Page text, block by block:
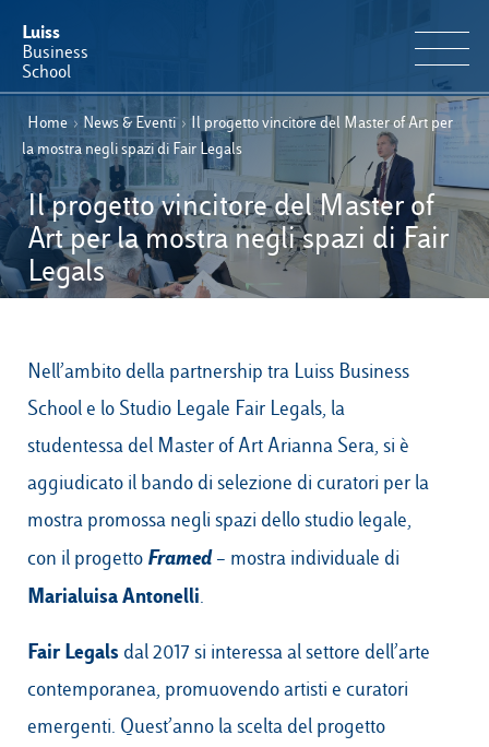
Luiss
Business
School
IT EN
Offerta Formativa
Perché Luiss Business School
Faculty & Ricerca
Operation & Students’ Experience
E-Learning
Campus & Hub:
Belluno
Luiss.it Alumni
Home › News & Eventi › Il progetto vincitore del Master of Art per
la mostra negli spazi di Fair Legals
Il progetto vincitore del Master of
Art per la mostra negli spazi di Fair
Legals
Nell’ambito della partnership tra Luiss Business
School e lo Studio Legale Fair Legals, la
studentessa del Master of ArtArianna Sera, si è
aggiudicato il bando di selezione di curatori per la
mostra promossa negli spazi dello studio legale,
con il progetto Framed– mostra individuale di
Marialuisa Antonelli.
Fair Legals dal 2017 si interessa al settore dell’arte
contemporanea, promuovendo artisti e curatori
emergenti. Quest’anno la scelta del progetto